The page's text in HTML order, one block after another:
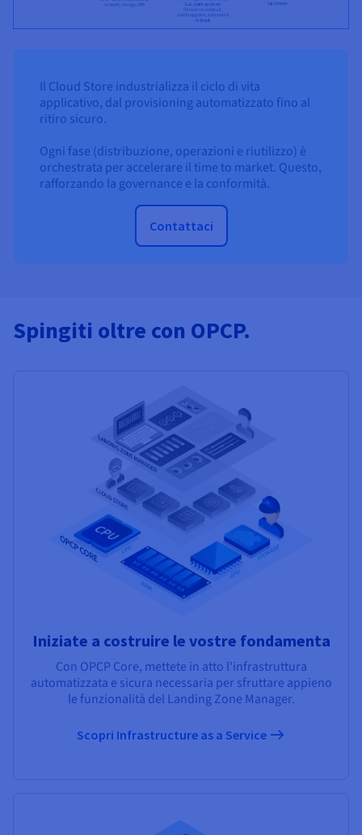
Il Cloud Store industrializza il ciclo di vita
applicativo, dal provisioning automatizzato fino al
ritiro sicuro.
Ogni fase (distribuzione, operazioni e riutilizzo) è
orchestrata per accelerare il time to market. Questo,
rafforzando la governance e la conformità.
Contattaci
Spingiti oltre con OPCP.
Iniziate a costruire le vostre fondamenta
Con OPCP Core, mettete in atto l'infrastruttura
automatizzata e sicura necessaria per sfruttare appieno
le funzionalità del Landing Zone Manager.
Scopri Infrastructure as a Service